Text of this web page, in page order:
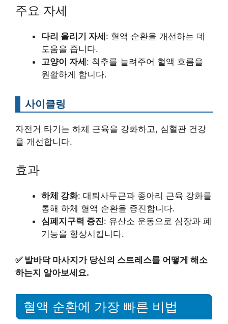
주요 자세
다리 올리기 자세: 혈액 순환을 개선하는 데
도움을 줍니다.
고양이 자세: 척추를 늘려주어 혈액 흐름을
원활하게 합니다.
사이클링
자전거 타기는 하체 근육을 강화하고, 심혈관 건강
을 개선합니다.
효과
하체 강화: 대퇴사두근과 종아리 근육 강화를
통해 하체 혈액 순환을 증진합니다.
심폐지구력 증진: 유산소 운동으로 심장과 폐
기능을 향상시킵니다.
✅ 발바닥 마사지가 당신의 스트레스를 어떻게 해소
하는지 알아보세요.
혈액 순환에 가장 빠른 비법